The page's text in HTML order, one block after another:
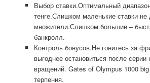
Выбор ставки.Оптимальный
тенге.Слишком маленькие ставки не
множители.Слишком большие –
банкролл.
Контроль бонусов.Не гонитесь за
выгоднее остановиться после серии
вращений. Gates of Olympus 1000 big
терпения.